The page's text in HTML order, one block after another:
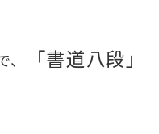
「書道八段」